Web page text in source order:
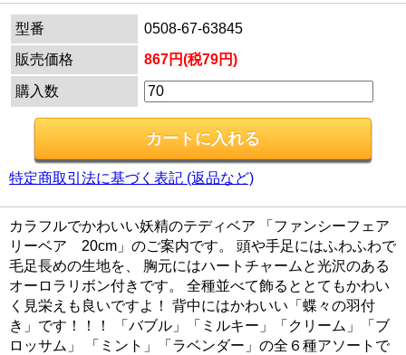
型番
0508-67-63845
販売価格
867円(税79円)
購入数
特定商取引法に基づく表記 (返品など)
カラフルでかわいい妖精のテディベア 「ファンシーフェア
リーベア 20cm」のご案内です。 頭や手足にはふわふわで
毛足長めの生地を、 胸元にはハートチャームと光沢のある
オーロラリボン付きです。 全種並べて飾るととてもかわい
く見栄えも良いですよ！ 背中にはかわいい「蝶々の羽付
き」です！！！ 「バブル」「ミルキー」「クリーム」「ブ
ロッサム」 「ミント」「ラベンダー」の全６種アソートで